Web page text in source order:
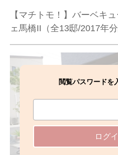
【マチトモ！】バーベキ
ェ馬橋II（全13邸/2017年分
閲覧パスワードを
ログ